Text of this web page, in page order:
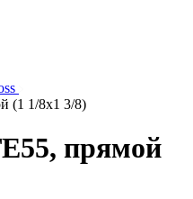
(1 1/8х1 3/8)
прямой